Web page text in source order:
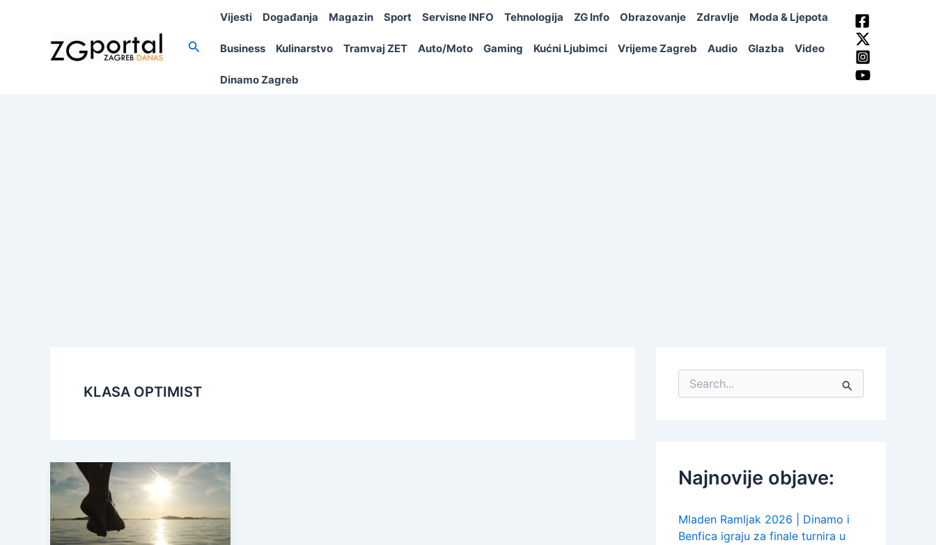
Search
Vijesti Događanja Magazin Sport Servisne INFO Tehnologija ZG Info Obrazovanje Zdravlje Moda & Ljepota
Business Kulinarstvo Tramvaj ZET Auto/Moto Gaming Kućni Ljubimci Vrijeme Zagreb Audio Glazba Video
Dinamo Zagreb
KLASA OPTIMIST
o
rNajnovije objave:
Mladen Ramljak 2026 | Dinamo i
Benfica igraju za finale turnira u